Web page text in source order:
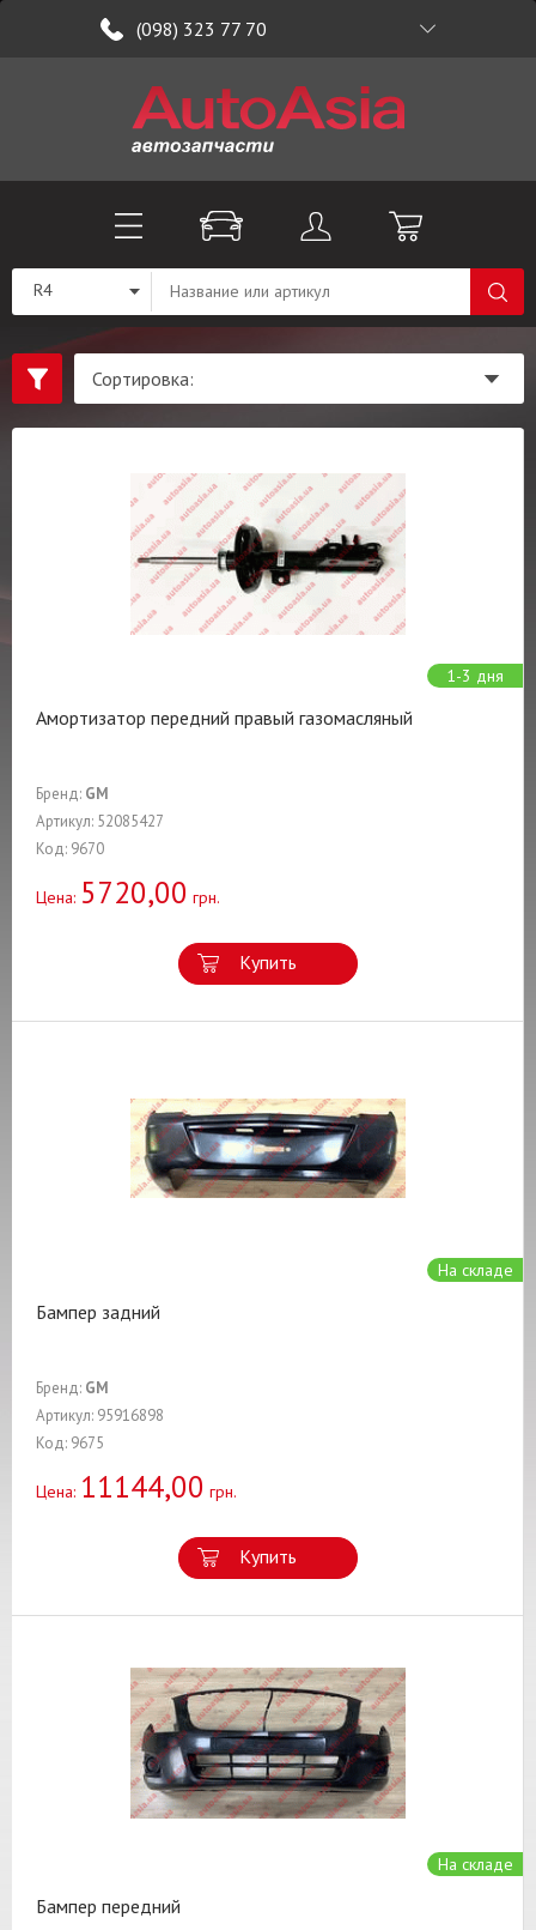
(098) 323 77 70
R4
1-3 дня
Амортизатор передний правый газомасляный
Бренд: GM
Артикул: 52085427
Код: 9670
Цена: 5720,00 грн.
Купить
На складе
Бампер задний
Бренд: GM
Артикул: 95916898
Код: 9675
Цена: 11144,00 грн.
Купить
На складе
Бампер передний